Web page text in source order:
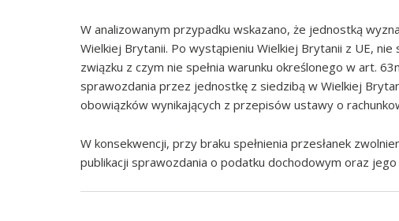
W analizowanym przypadku wskazano, że jednostką
Wielkiej Brytanii. Po wystąpieniu Wielkiej Brytanii z UE,
związku z czym nie spełnia warunku określonego w art.
sprawozdania przez jednostkę z siedzibą w Wielkiej
obowiązków wynikających z przepisów ustawy o
W konsekwencji, przy braku spełnienia przesłanek
publikacji sprawozdania o podatku dochodowym oraz jego